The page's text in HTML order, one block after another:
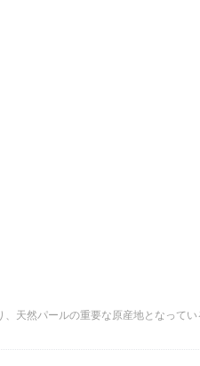
天然パールの重要な原産地となって